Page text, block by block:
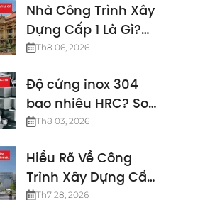
Nhà Công Trình Xây
Dựng Cấp 1 Là Gì?
Tiêu Chí Và Quy
Th8 06, 2026
Độ cứng inox 304
bao nhiêu HRC? So
sánh độ cứng thép
Th8 03, 2026
Hiểu Rõ Về Công
Trình Xây Dựng Cấp
2 Là Gì Theo Quy
Th7 28, 2026